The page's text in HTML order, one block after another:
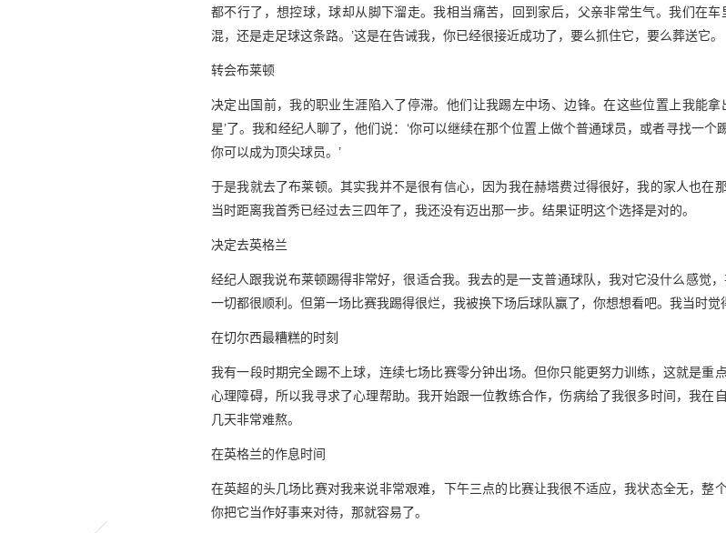
都不行了，想控球，球却从脚下溜走。我相当痛苦，回到家后，父亲非常生气。我们在
混，还是走足球这条路。’这是在告诫我，你已经很接近成功了，要么抓住它，要么葬送它。
转会布莱顿
决定出国前，我的职业生涯陷入了停滞。他们让我踢左中场、边锋。在这些位置上我能
星’了。我和经纪人聊了，他们说：‘你可以继续在那个位置上做个普通球员，或者寻找一
你可以成为顶尖球员。’
于是我就去了布莱顿。其实我并不是很有信心，因为我在赫塔费过得很好，我的家人也在
当时距离我首秀已经过去三四年了，我还没有迈出那一步。结果证明这个选择是对的。
决定去英格兰
经纪人跟我说布莱顿踢得非常好，很适合我。我去的是一支普通球队，我对它没什么感觉
一切都很顺利。但第一场比赛我踢得很烂，我被换下场后球队赢了，你想想看吧。我当时觉
在切尔西最糟糕的时刻
我有一段时期完全踢不上球，连续七场比赛零分钟出场。但你只能更努力训练，这就是重
心理障碍，所以我寻求了心理帮助。我开始跟一位教练合作，伤病给了我很多时间，我在
几天非常难熬。
在英格兰的作息时间
在英超的头几场比赛对我来说非常艰难，下午三点的比赛让我很不适应，我状态全无，整
你把它当作好事来对待，那就容易了。